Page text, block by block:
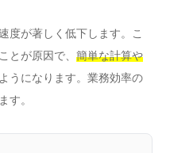
度が著しく低下します。こ
とが原因で、 簡単な計算や
ようになります。業務効率の
す。